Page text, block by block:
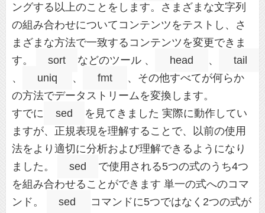
ングする以上のことをします。さまざまな文字列
の組み合わせについてコンテンツをテストし、さ
まざまな方法で一致するコンテンツを変更できま
す。
sort などのツール 、 head 、
tail
、
uniq 、 fmt
、その他すべてが何らか
の方法でデータストリームを変換します。
すでに
sed
を見てきました 実際に動作してい
ますが、正規表現を理解することで、以前の使用
法をより適切に分析および理解できるようになり
ました。
sed
で使用される5つの式のうち4つ
を組み合わせることができます 単一の式へのコマ
ンド。
sed
コマンドに5つではなく2つの式が